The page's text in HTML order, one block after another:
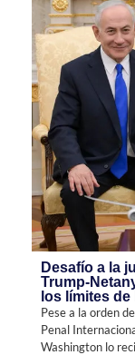
Desafío a la
Trump-
los límites de
Pese a la orden
Penal
Washington lo